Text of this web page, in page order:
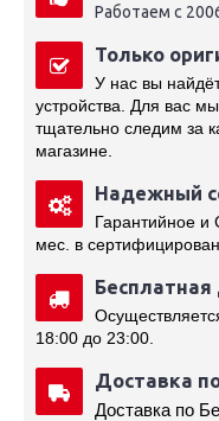
Работаем с
Только
У нас вы
устройства. Для вас
тщательно следим за
магазине.
Надежный
Гарантийное и
мес. в
Бесплатная
18:00 до 23:00.
Доставка
Доставка по